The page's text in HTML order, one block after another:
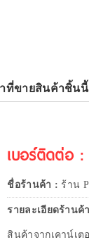
ที่ขายสินค้าชิ้นนี้
เบอร์ติดต่อ :
ชื่อร้านค้า : ร้าน
รายละเอียดร้านค้
สินค้าจากเคาน์เต